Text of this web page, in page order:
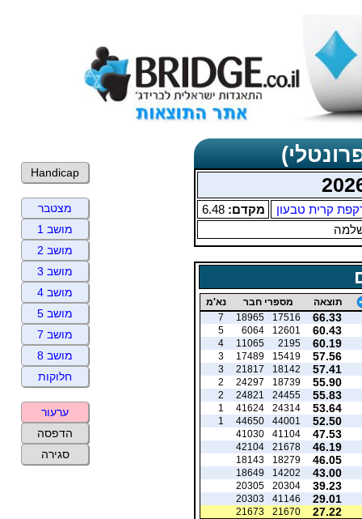
קרית טבעון מקדם:6.48
שלמה
תוצאה מספרי חבר נא'מ
66.33
17516
18965
7
60.43
12601
6064
5
60.19
2195
11065
4
57.56
15419
17489
3
57.41
18142
21817
3
55.90
18739
24297
2
55.83
24455
24821
2
53.64
24314
41624
1
52.50
44001
44650
1
47.53
41104
41030
46.19
21678
42104
46.05
18279
18143
43.00
14202
18649
39.23
20304
20305
29.01
41146
20303
27.22
21670
21673
Handicap
מצטבר
מושב 1
מושב 2
מושב 3
מושב 4
מושב 5
מושב 7
מושב 8
חלוקות
ערעור
הדפסה
סגירה